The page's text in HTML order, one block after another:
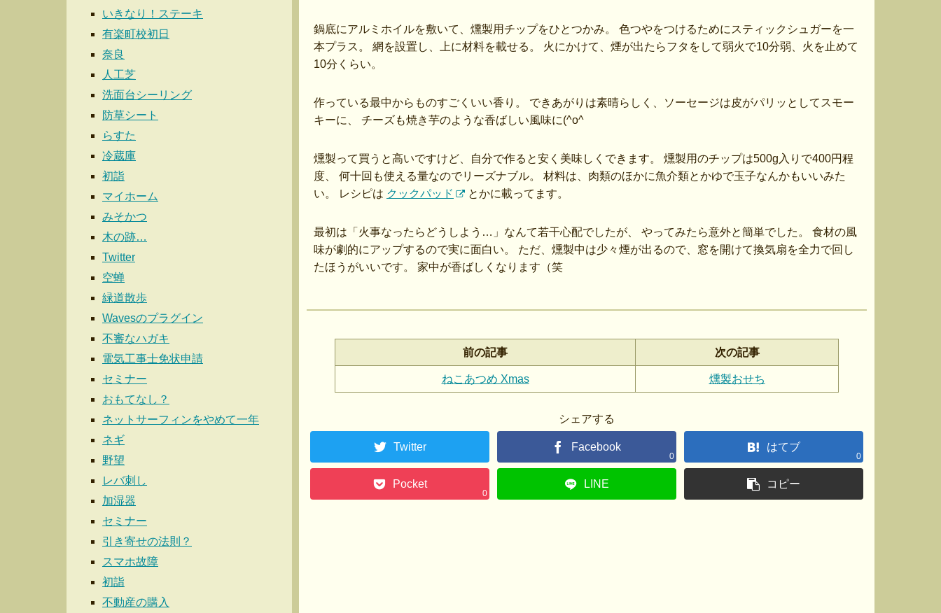
鍋底にアルミホイルを敷いて、燻製用チップをひとつかみ。 色つやをつけるためにスティックシュガーを一
本プラス。 網を設置し、上に材料を載せる。 火にかけて、煙が出たらフタをして弱火で10分弱、火を止めて
10分くらい。
作っている最中からものすごくいい香り。 できあがりは素晴らしく、ソーセージは皮がパリッとしてスモー
キーに、 チーズも焼き芋のような香ばしい風味に(^o^
燻製って買うと高いですけど、自分で作ると安く美味しくできます。 燻製用のチップは500g入りで400円程
度、 何十回も使える量なのでリーズナブル。 材料は、肉類のほかに魚介類とかゆで玉子なんかもいいみた
い。 レシピは クックパッド とかに載ってます。
最初は「火事なったらどうしよう…」なんて若干心配でしたが、 やってみたら意外と簡単でした。 食材の風
味が劇的にアップするので実に面白い。 ただ、燻製中は少々煙が出るので、窓を開けて換気扇を全力で回し
たほうがいいです。 家中が香ばしくなります（笑
前の記事 次の記事
ねこあつめ Xmas 燻製おせち
シェアする
Twitter Facebook
0
はてブ
0
Pocket
0
LINE コピー
いきなり！ステーキ
有楽町校初日
奈良
人工芝
洗面台シーリング
防草シート
らすた
冷蔵庫
初詣
マイホーム
みそかつ
木の跡…
Twitter
空蝉
緑道散歩
Wavesのプラグイン
不審なハガキ
電気工事士免状申請
セミナー
おもてなし？
ネットサーフィンをやめて一年
ネギ
野望
レバ刺し
加湿器
セミナー
引き寄せの法則？
スマホ故障
初詣
不動産の購入